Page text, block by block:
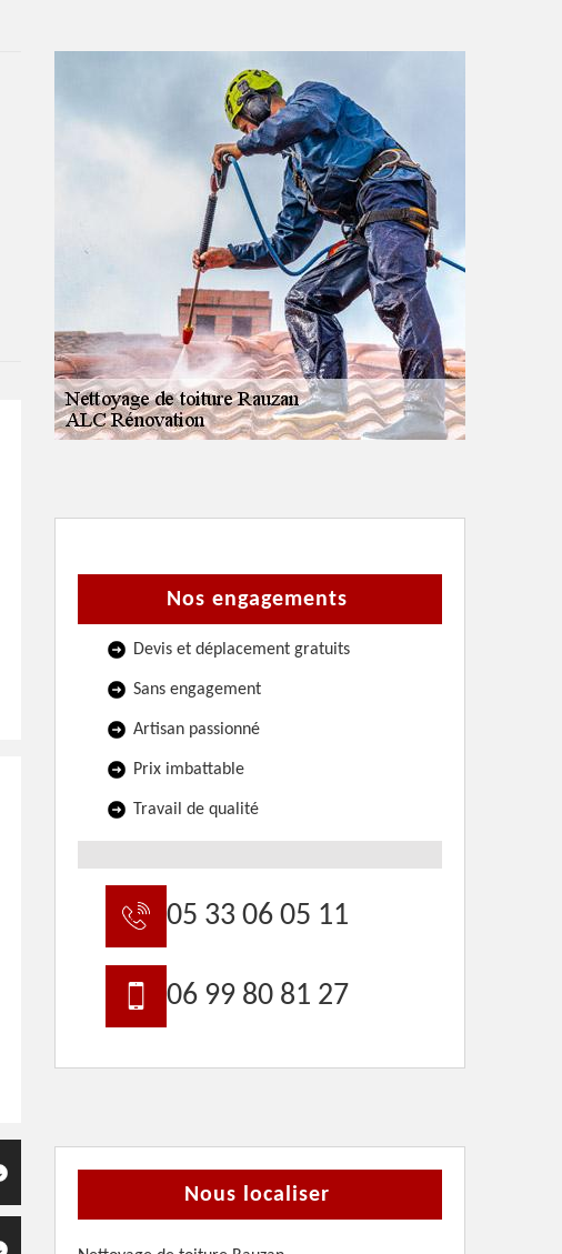
Nos engagements
Devis et déplacement gratuits
Sans engagement
Artisan passionné
Prix imbattable
Travail de qualité
05 33 06 05 11
06 99 80 81 27
Nous localiser